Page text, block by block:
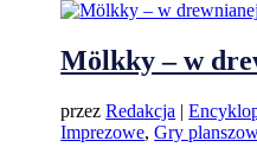
Mölkky – w
przezRedakcja |
Imprezowe,Gry